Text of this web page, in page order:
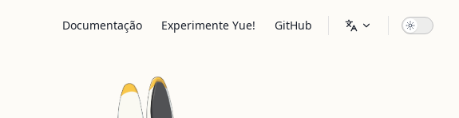
Documentação Experimente Yue! GitHub